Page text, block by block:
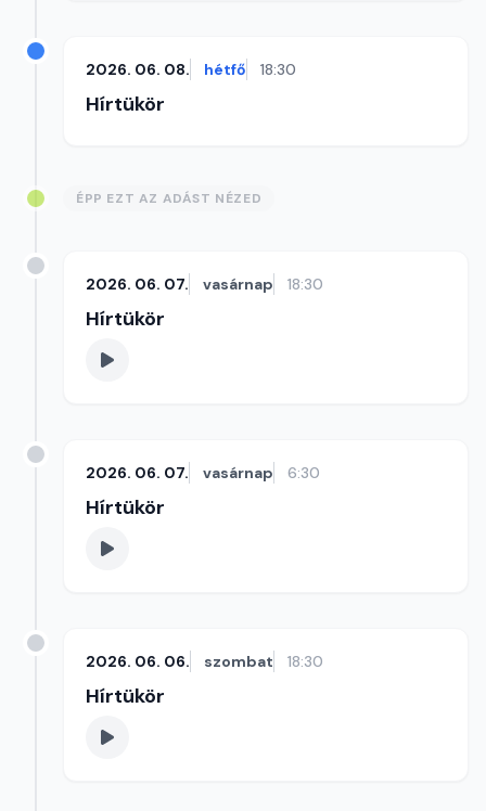
2026. 06. 08. hétfő 18:30
Hírtükör
ÉPP EZT AZ ADÁST NÉZED
2026. 06. 07. vasárnap 18:30
Hírtükör
2026. 06. 07. vasárnap 6:30
Hírtükör
2026. 06. 06. szombat 18:30
Hírtükör